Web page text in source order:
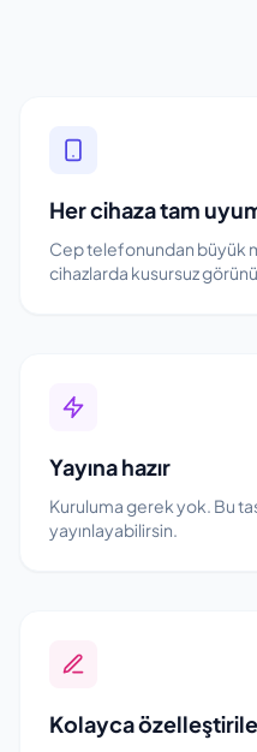
Her cihaza tam
Cep telefonundan büyük
cihazlarda kusursuz
Yayına hazır
Kuruluma gerek yok. Bu
yayınlayabilirsin.
Kolayca